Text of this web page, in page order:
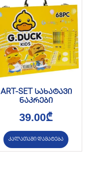
ART-SET სახატავი
ნაკრები
39.00₾
კალათაში დამატება